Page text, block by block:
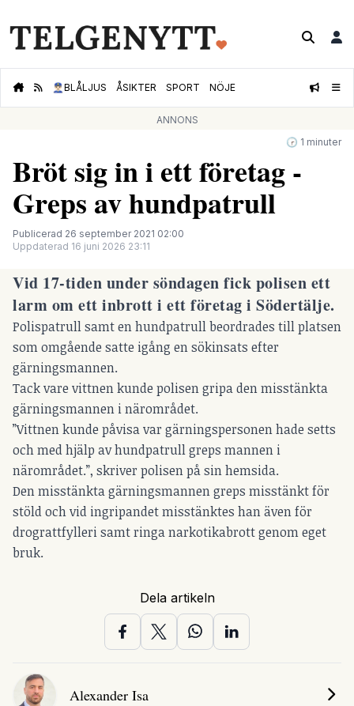
👮🏻‍♂️BLÅLJUS ÅSIKTER SPORT NÖJE
ANNONS
🕝 1 minuter
Bröt sig in i ett företag -
Greps av hundpatrull
Publicerad 26 september 2021 02:00
Uppdaterad 16 juni 2026 23:11
Vid 17-tiden under söndagen fick polisen ett
larm om ett inbrott i ett företag i Södertälje.
Polispatrull samt en hundpatrull beordrades till platsen
som omgående satte igång en sökinsats efter
gärningsmannen.
Tack vare vittnen kunde polisen gripa den misstänkta
gärningsmannen i närområdet.
”Vittnen kunde påvisa var gärningspersonen hade setts
och med hjälp av hundpatrull greps mannen i
närområdet.”, skriver polisen på sin hemsida.
Den misstänkta gärningsmannen greps misstänkt för
stöld och vid ingripandet misstänktes han även för
drograttfylleri samt ringa narkotikabrott genom eget
bruk.
Dela artikeln
Alexander Isa